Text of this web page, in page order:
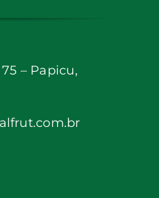
– Papicu,